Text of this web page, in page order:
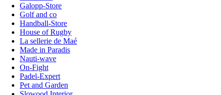
Galopp-Store
Golf and co
Handball-Store
House of Rugby
La sellerie de Maé
Made in Paradis
Nauti-wave
On-Fight
Padel-Expert
Pet and Garden